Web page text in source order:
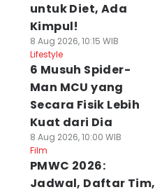
untuk Diet, Ada
Kimpul!
8 Aug 2026, 10:15 WIB
Lifestyle
6 Musuh Spider-
Man MCU yang
Secara Fisik Lebih
Kuat dari Dia
8 Aug 2026, 10:00 WIB
Film
PMWC 2026:
Jadwal, Daftar Tim,